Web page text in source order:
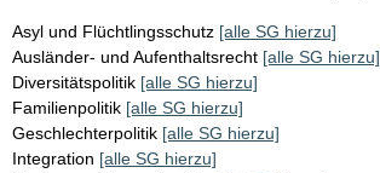
Asyl und Flüchtlingsschutz [alle SG hierzu]
Ausländer- und Aufenthaltsrecht [alle SG hierzu]
Diversitätspolitik [alle SG hierzu]
Familienpolitik [alle SG hierzu]
Geschlechterpolitik [alle SG hierzu]
Integration [alle SG hierzu]